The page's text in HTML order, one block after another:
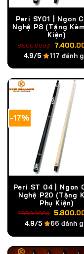
Peri SY01 | Ngon
Nghệ P8 (Tặng
Kiện)
8.000.000₫ Giá
gốc
là:
4.9/5 117 đánh
-17%
Peri ST 04 | Ngon
Nghệ P20 (Tặng
Phụ Kiện)
7.000.000₫ Giá
gốc
là:
4.9/5 66 đánh